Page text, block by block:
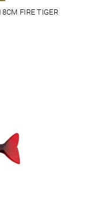
FIRE TIGER